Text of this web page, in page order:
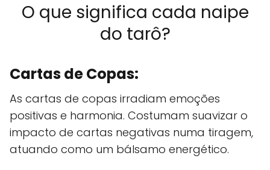
O que significa cada naipe
do tarô?
Cartas de Copas:
As cartas de copas irradiam emoções
positivas e harmonia. Costumam suavizar o
impacto de cartas negativas numa tiragem,
atuando como um bálsamo energético.